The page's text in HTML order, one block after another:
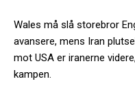
Wales må slå storebror
avansere, mens Iran
mot USA er iranerne
kampen.